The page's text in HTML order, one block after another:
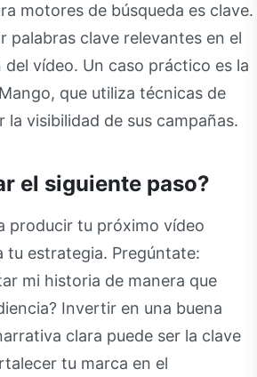
motores de búsqueda es clave.
palabras clave relevantes en el
vídeo. Un caso práctico es la
que utiliza técnicas de
la visibilidad de sus campañas.
el siguiente paso?
producir tu próximo vídeo
tu estrategia. Pregúntate:
mi historia de manera que
Invertir en una buena
clara puede ser la clave
tu marca en el